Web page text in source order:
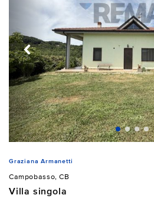
Graziana Armanetti
Campobasso, CB
Villa singola